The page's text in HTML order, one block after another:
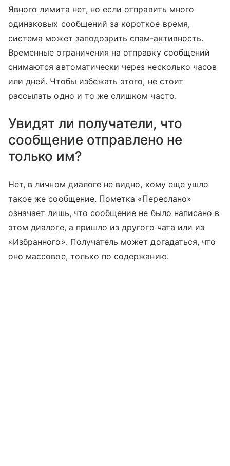
Явного лимита нет, но если отправить много
одинаковых сообщений за короткое время,
система может заподозрить спам-активность.
Временные ограничения на отправку сообщений
снимаются автоматически через несколько часов
или дней. Чтобы избежать этого, не стоит
рассылать одно и то же слишком часто.
Увидят ли получатели, что
сообщение отправлено не
только им?
Нет, в личном диалоге не видно, кому еще ушло
такое же сообщение. Пометка «Переслано»
означает лишь, что сообщение не было написано в
этом диалоге, а пришло из другого чата или из
«Избранного». Получатель может догадаться, что
оно массовое, только по содержанию.